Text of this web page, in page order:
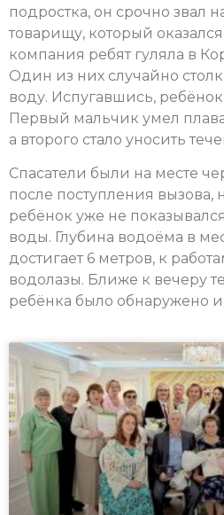
подростка, он срочно звал
товарищу, который
компания ребят гуляла в
Один из них случайно
воду. Испугавшись,
Первый мальчик умел
а второго стало уносить
Спасатели были на месте
после поступления вызова,
ребёнок уже не
воды. Глубина водоёма в
достигает 6 метров, к
водолазы. Ближе к вечеру
ребёнка было обнаружено и